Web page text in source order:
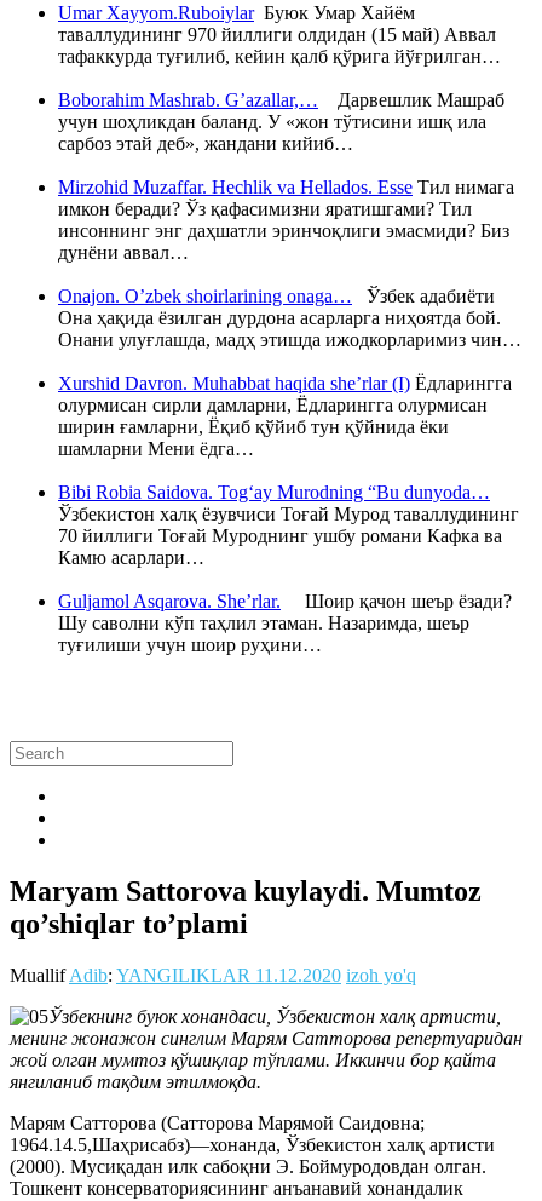
Umar Xayyom.RuboiylarБуюк Умар Хайём
таваллудининг 970 йиллиги олдидан (15 май) Аввал
тафаккурда туғилиб, кейин қалб қўрига йўғрилган…
Boborahim Mashrab. G’azallar,… Дарвешлик Машраб
учун шоҳликдан баланд. У «жон тўтисини ишқ ила
сарбоз этай деб», жандани кийиб…
Mirzohid Muzaffar. Hechlik va Hellados. Esse Тил нимага
имкон беради? Ўз қафасимизни яратишгами? Тил
инсоннинг энг даҳшатли эринчоқлиги эмасмиди? Биз
дунёни аввал…
Onajon. O’zbek shoirlarining onaga… Ўзбек адабиёти
Она ҳақида ёзилган дурдона асарларга ниҳоятда бой.
Онани улуғлашда, мадҳ этишда ижодкорларимиз чин…
Xurshid Davron. Muhabbat haqida she’rlar (I) Ёдларингга
олурмисан сирли дамларни, Ёдларингга олурмисан
ширин ғамларни, Ёқиб қўйиб тун қўйнида ёки
шамларни Мени ёдга…
Bibi Robia Saidova. Tog‘ay Murodning “Bu dunyoda…
Ўзбекистон халқ ёзувчиси Тоғай Мурод таваллудининг
70 йиллиги Тоғай Муроднинг ушбу романи Кафка ва
Камю асарлари…
Guljamol Asqarova. She’rlar. Шоир қачон шеър ёзади?
Шу саволни кўп таҳлил этаман. Назаримда, шеър
туғилиши учун шоир руҳини…
Maryam Sattorova kuylaydi. Mumtoz
qo’shiqlar to’plami
MuallifAdib: YANGILIKLAR 11.12.2020 izoh yo'q
Ўзбекнинг буюк хонандаси, Ўзбекистон халқ артисти,
менинг жонажон синглим Марям Сатторова репертуаридан
жой олган мумтоз қўшиқлар тўплами. Иккинчи бор қайта
янгиланиб тақдим этилмоқда.
Марям Сатторова (Сатторова Марямой Саидовна;
1964.14.5,Шаҳрисабз)—хонанда, Ўзбекистон халқ артисти
(2000). Мусиқадан илк сабоқни Э. Боймуродовдан олган.
Тошкент консерваториясининг анъанавий хонандалик